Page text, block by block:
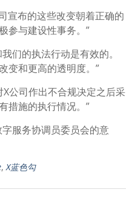
宣布的这些改变朝着正确的
参与建设性事务。”
们的执法行动是有效的。
变和更高的透明度。”
公司作出不合规决定之后采
措施的执行情况。”
服务协调员委员会的意
,X蓝色勾